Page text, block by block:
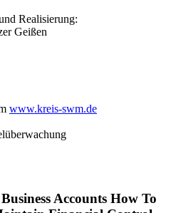
Realisierung:
Geißen
www.kreis-swm.de
Accounts How To